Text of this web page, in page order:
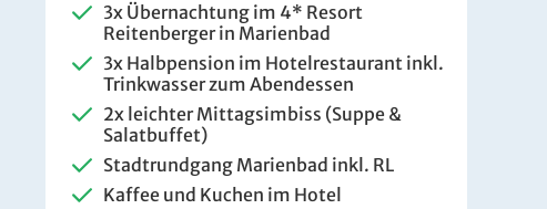
Preis pro Person
599 € ZUR BUCHUNG
3x Übernachtung im 4* Resort
Reitenberger in Marienbad
3x Halbpension im Hotelrestaurant inkl.
Trinkwasser zum Abendessen
2x leichter Mittagsimbiss (Suppe &
Salatbuffet)
Stadtrundgang Marienbad inkl. RL
Kaffee und Kuchen im Hotel